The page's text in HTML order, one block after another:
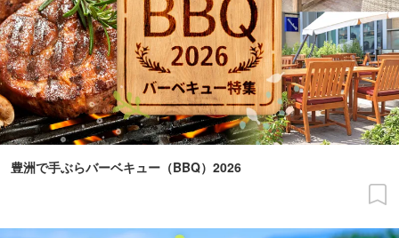
豊洲で手ぶらバーベキュー（BBQ）2026